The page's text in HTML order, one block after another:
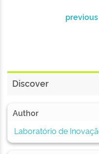
previous
Discover
Author
Laboratório de